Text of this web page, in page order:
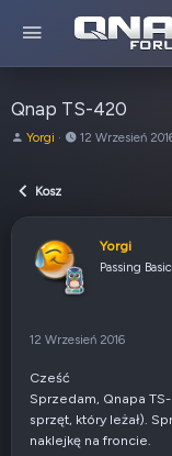
Qnap TS-420
A
o
r
u
Yorgi
o12 Wrzesień
Kosz
Yorgi
Passing
12 Wrzesień 2016
Cześć
Sprzedam, Qnapa
sprzęt, który leżał).
naklejkę na froncie.